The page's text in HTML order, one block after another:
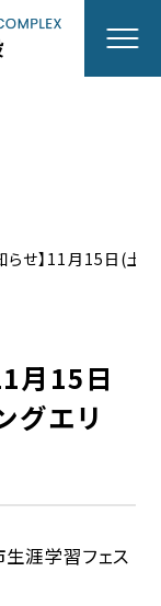
らせ】11月15日(土)
月15日
グエリ
涯学習フェス